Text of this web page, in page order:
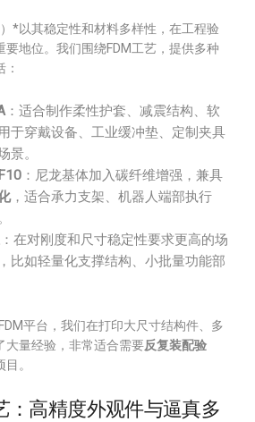
*以其稳定性和材料多样性，在工程验
要地位。我们围绕FDM工艺，提供多种
：适合制作柔性护套、减震结构、软
于穿戴设备、工业缓冲垫、定制夹具
景。
：尼龙基体加入碳纤维增强，兼具
，适合承力支架、机器人端部执行
：在对刚度和尺寸稳定性要求更高的场
比如轻量化支撑结构、小批量功能部
平台，我们在打印大尺寸结构件、多
大量经验，非常适合需要反复装配验
。
：高精度外观件与逼真多